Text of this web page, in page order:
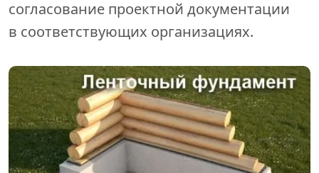
согласование проектной документации
в соответствующих организациях.